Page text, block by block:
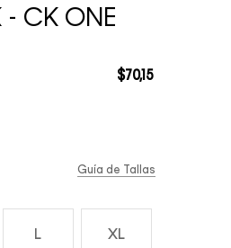
- CK ONE
$70,15
L XL
Guía de Tallas